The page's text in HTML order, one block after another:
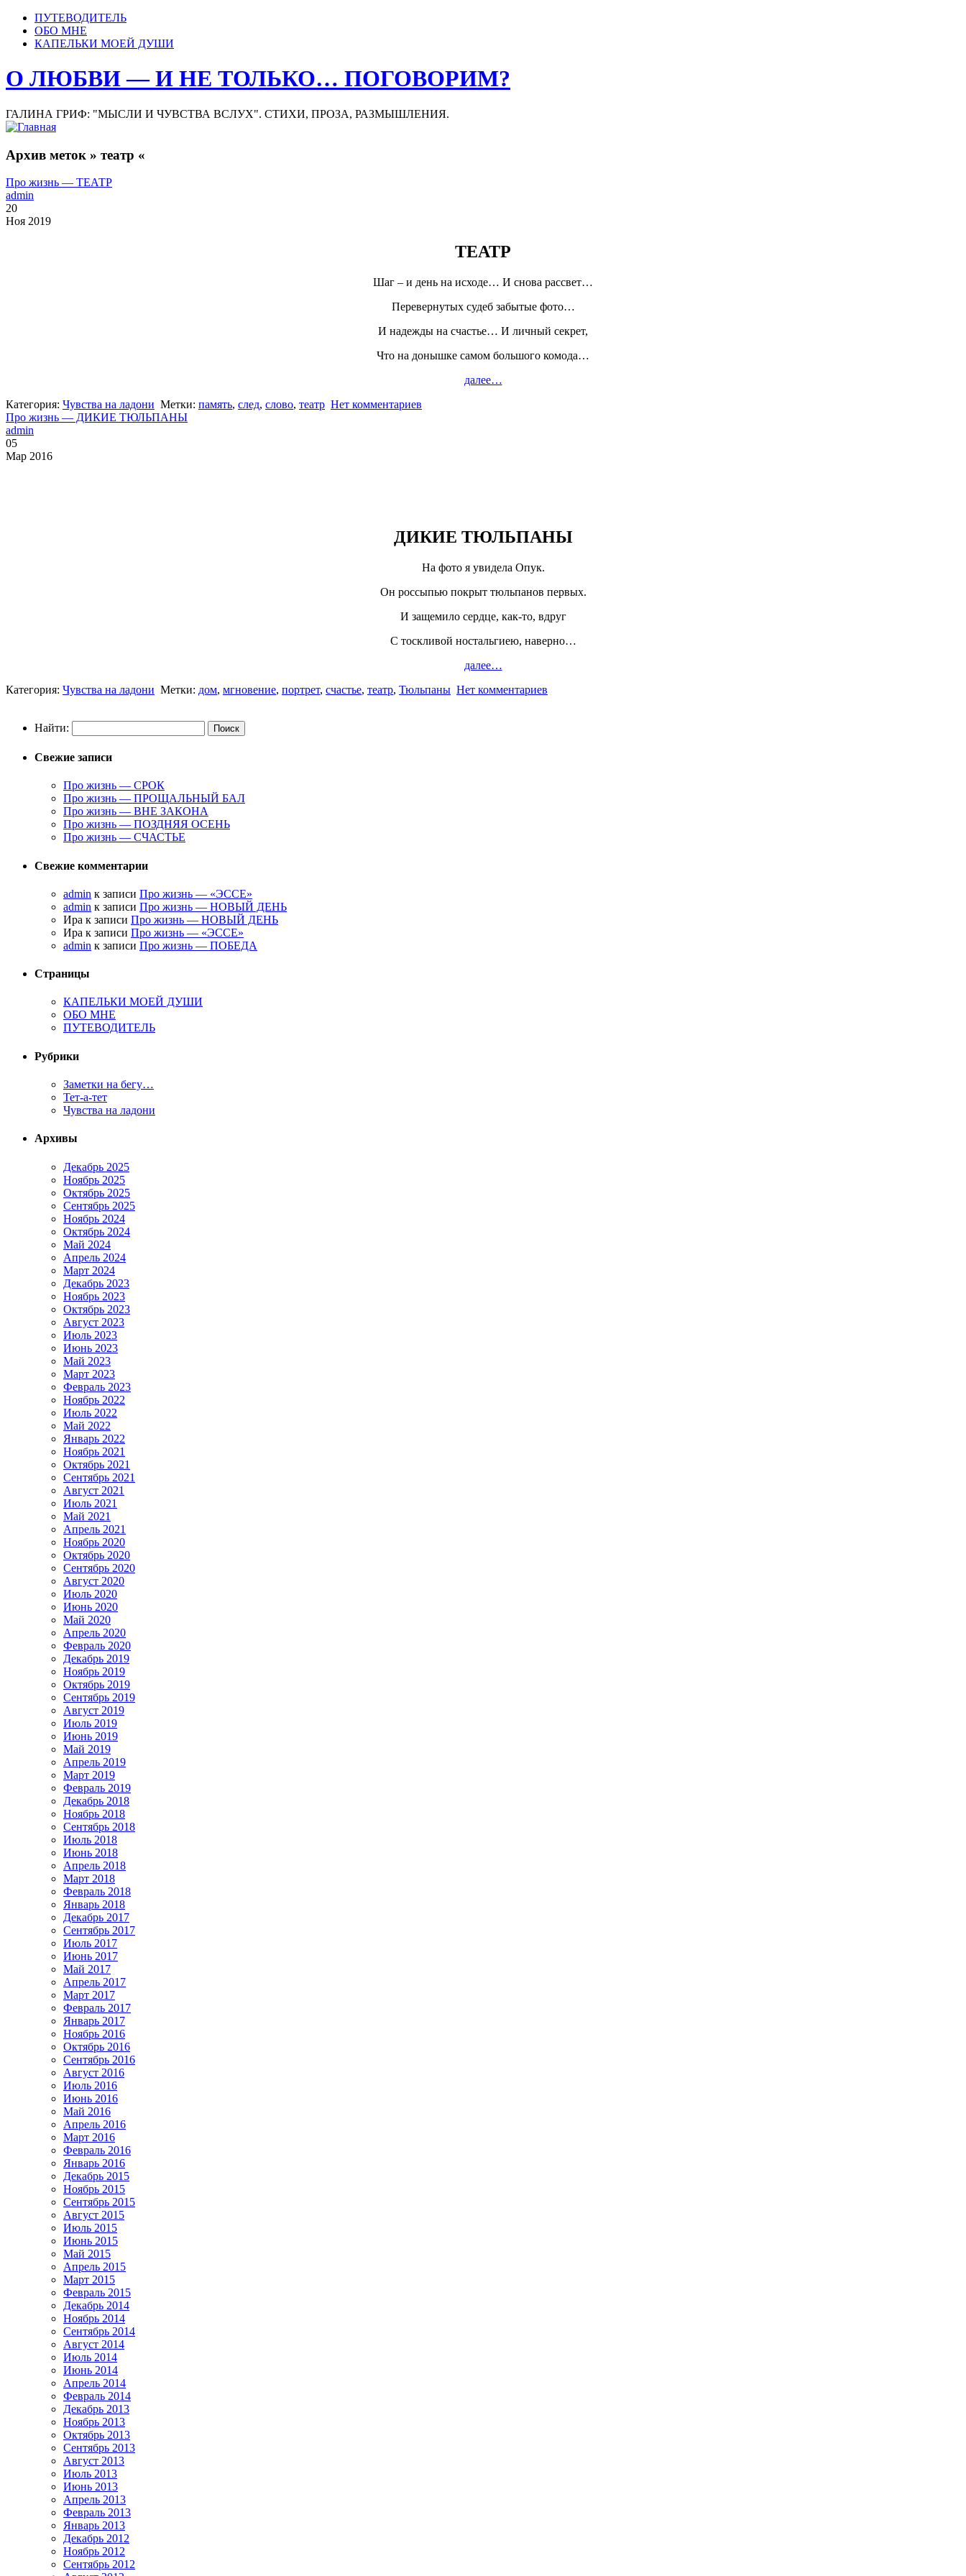
ПУТЕВОДИТЕЛЬ
ОБО МНЕ
КАПЕЛЬКИ МОЕЙ ДУШИ
О ЛЮБВИ — И НЕ ТОЛЬКО… ПОГОВОРИМ?
ГАЛИНА ГРИФ: "МЫСЛИ И ЧУВСТВА ВСЛУХ". СТИХИ, ПРОЗА, РАЗМЫШЛЕНИЯ.
Архив меток » театр «
Про жизнь — ТЕАТР
admin
20
Ноя 2019
ТЕАТР
Шаг – и день на исходе… И снова рассвет…
Перевернутых судеб забытые фото…
И надежды на счастье… И личный секрет,
Что на донышке самом большого комода…
далее…
Категория: Чувства на ладони Метки: память, след, слово, театр Нет комментариев
Про жизнь — ДИКИЕ ТЮЛЬПАНЫ
admin
05
Мар 2016
ДИКИЕ ТЮЛЬПАНЫ
На фото я увидела Опук.
Он россыпью покрыт тюльпанов первых.
И защемило сердце, как-то, вдруг
С тоскливой ностальгиею, наверно…
далее…
Категория: Чувства на ладони Метки: дом, мгновение, портрет, счастье, театр, Тюльпаны Нет комментариев
Найти:
Свежие записи
Про жизнь — СРОК
Про жизнь — ПРОЩАЛЬНЫЙ БАЛ
Про жизнь — ВНЕ ЗАКОНА
Про жизнь — ПОЗДНЯЯ ОСЕНЬ
Про жизнь — СЧАСТЬЕ
Свежие комментарии
admin к записи Про жизнь — «ЭССЕ»
admin к записи Про жизнь — НОВЫЙ ДЕНЬ
Ира к записи Про жизнь — НОВЫЙ ДЕНЬ
Ира к записи Про жизнь — «ЭССЕ»
admin к записи Про жизнь — ПОБЕДА
Страницы
КАПЕЛЬКИ МОЕЙ ДУШИ
ОБО МНЕ
ПУТЕВОДИТЕЛЬ
Рубрики
Заметки на бегу…
Тет-а-тет
Чувства на ладони
Архивы
Декабрь 2025
Ноябрь 2025
Октябрь 2025
Сентябрь 2025
Ноябрь 2024
Октябрь 2024
Май 2024
Апрель 2024
Март 2024
Декабрь 2023
Ноябрь 2023
Октябрь 2023
Август 2023
Июль 2023
Июнь 2023
Май 2023
Март 2023
Февраль 2023
Ноябрь 2022
Июль 2022
Май 2022
Январь 2022
Ноябрь 2021
Октябрь 2021
Сентябрь 2021
Август 2021
Июль 2021
Май 2021
Апрель 2021
Ноябрь 2020
Октябрь 2020
Сентябрь 2020
Август 2020
Июль 2020
Июнь 2020
Май 2020
Апрель 2020
Февраль 2020
Декабрь 2019
Ноябрь 2019
Октябрь 2019
Сентябрь 2019
Август 2019
Июль 2019
Июнь 2019
Май 2019
Апрель 2019
Март 2019
Февраль 2019
Декабрь 2018
Ноябрь 2018
Сентябрь 2018
Июль 2018
Июнь 2018
Апрель 2018
Март 2018
Февраль 2018
Январь 2018
Декабрь 2017
Сентябрь 2017
Июль 2017
Июнь 2017
Май 2017
Апрель 2017
Март 2017
Февраль 2017
Январь 2017
Ноябрь 2016
Октябрь 2016
Сентябрь 2016
Август 2016
Июль 2016
Июнь 2016
Май 2016
Апрель 2016
Март 2016
Февраль 2016
Январь 2016
Декабрь 2015
Ноябрь 2015
Сентябрь 2015
Август 2015
Июль 2015
Июнь 2015
Май 2015
Апрель 2015
Март 2015
Февраль 2015
Декабрь 2014
Ноябрь 2014
Сентябрь 2014
Август 2014
Июль 2014
Июнь 2014
Апрель 2014
Февраль 2014
Декабрь 2013
Ноябрь 2013
Октябрь 2013
Сентябрь 2013
Август 2013
Июль 2013
Июнь 2013
Апрель 2013
Февраль 2013
Январь 2013
Декабрь 2012
Ноябрь 2012
Сентябрь 2012